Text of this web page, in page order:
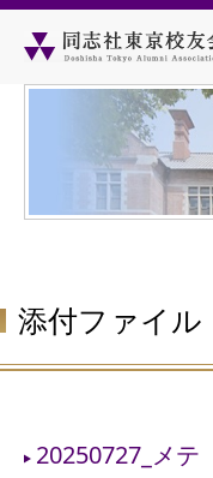
添付ファイル
20250727_メテ